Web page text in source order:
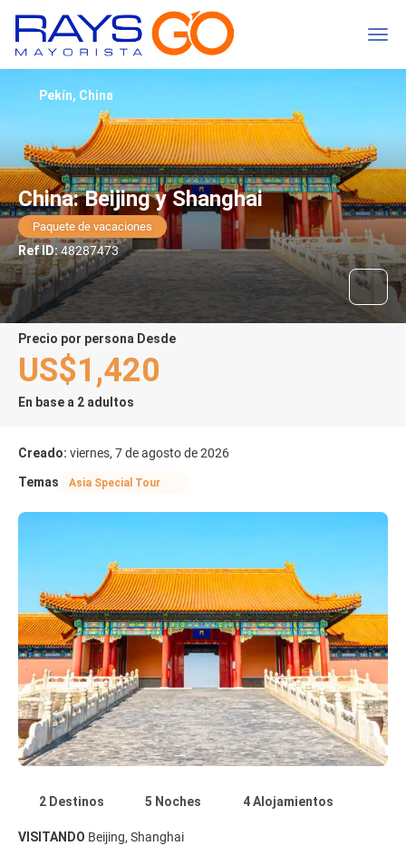
China: Beijing y Shanghai
Paquete de vacaciones
Ref ID:48287473
Pekín, China
precio por persona Desde
US$1,420
En base a 2 adultos
Creado: viernes, 7 de agosto de 2026
Temas
Asia Special Tour
2 Destinos 5 Noches 4 Alojamientos
VISITANDO Beijing, Shanghai